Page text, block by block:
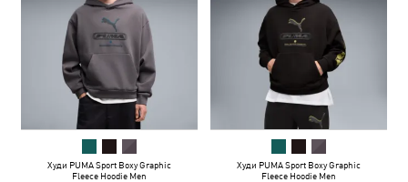
Худи PUMA Sport Boxy Graphic
Fleece Hoodie Men
Худи PUMA Sport Boxy Graphic
Fleece Hoodie Men